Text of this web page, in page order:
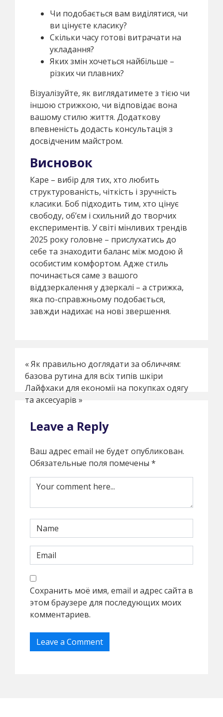
Чи подобається вам виділятися, чи
ви цінуєте класику?
Скільки часу готові витрачати на
укладання?
Яких змін хочеться найбільше –
різких чи плавних?
Візуалізуйте, як виглядатимете з тією чи
іншою стрижкою, чи відповідає вона
вашому стилю життя. Додаткову
впевненість додасть консультація з
досвідченим майстром.
Висновок
Каре – вибір для тих, хто любить
структурованість, чіткість і зручність
класики. Боб підходить тим, хто цінує
свободу, об’єм і схильний до творчих
експериментів. У світі мінливих трендів
2025 року головне – прислухатись до
себе та знаходити баланс між модою й
особистим комфортом. Адже стиль
починається саме з вашого
віддзеркалення у дзеркалі – а стрижка,
яка по-справжньому подобається,
завжди надихає на нові звершення.
«Як правильно доглядати за обличчям:
базова рутина для всіх типів шкіри
Лайфхаки для економії на покупках одягу
та аксесуарів »
Leave a Reply
Ваш адрес email не будет опубликован.
Обязательные поля помечены *
Сохранить моё имя, email и адрес сайта в
этом браузере для последующих моих
комментариев.